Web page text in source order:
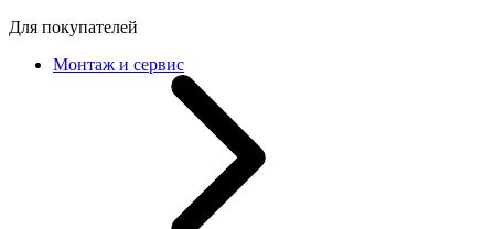
Для покупателей
Монтаж и сервис